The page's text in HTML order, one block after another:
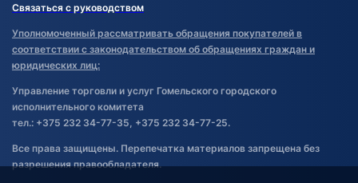
Связаться с руководством
Уполномоченный рассматривать обращения покупателей в
соответствии с законодательством об обращениях граждан и
юридических лиц:
Управление торговли и услуг Гомельского городского
исполнительного комитета
тел.: +375 232 34-77-35, +375 232 34-77-25.
Все права защищены. Перепечатка материалов запрещена без
разрешения правообладателя.